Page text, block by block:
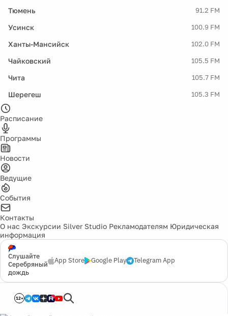
Тюмень 91.2 FM
Усинск 100.9 FM
Ханты-Мансийск 102.0 FM
Чайковский 105.5 FM
Чита 105.7 FM
Шерегеш 105.3 FM
Расписание
Программы
Новости
Ведущие
События
Контакты
О нас Экскурсии Silver Studio Рекламодателям Юридическая
информация
Слушайте
Серебряный
дождь
App Store Google Play Telegram App
12+